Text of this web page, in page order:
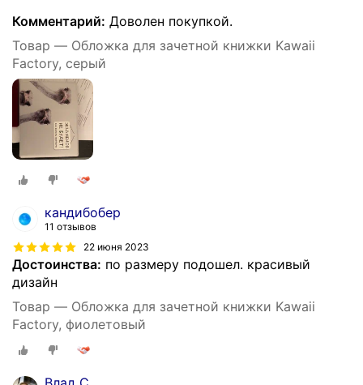
Комментарий: Доволен покупкой.
Товар — Обложка для зачетной книжки Kawaii
Factory, серый
кандибобер
11 отзывов
22 июня 2023
Достоинства: по размеру подошел. красивый
дизайн
Товар — Обложка для зачетной книжки Kawaii
Factory, фиолетовый